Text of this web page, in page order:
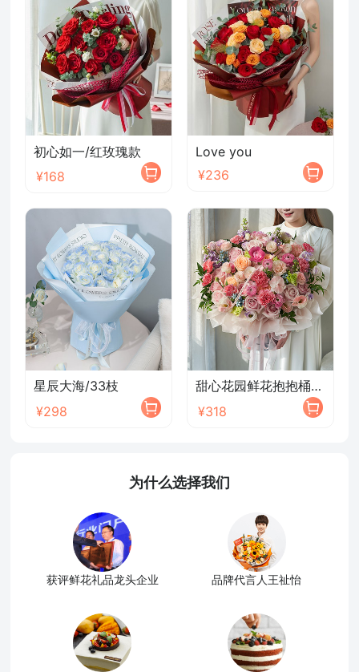
初心如一/红玫瑰款
¥168
Love you
¥236
星辰大海/33枝
¥298
甜心花园鲜花抱抱桶/2026新款
¥318
为什么选择我们
获评鲜花礼品龙头企业 品牌代言人王祉怡